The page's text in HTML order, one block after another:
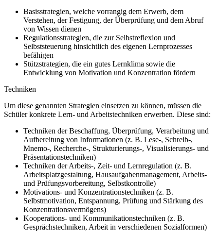
Basisstrategien, welche vorrangig dem Erwerb, dem
Verstehen, der Festigung, der Überprüfung und dem Abruf
von Wissen dienen
Regulationsstrategien, die zur Selbstreflexion und
Selbststeuerung hinsichtlich des eigenen Lernprozesses
befähigen
Stützstrategien, die ein gutes Lernklima sowie die
Entwicklung von Motivation und Konzentration fördern
Techniken
Um diese genannten Strategien einsetzen zu können, müssen die
Schüler konkrete Lern- und Arbeitstechniken erwerben. Diese sind:
Techniken der Beschaffung, Überprüfung, Verarbeitung und
Aufbereitung von Informationen (z. B. Lese-, Schreib-,
Mnemo-, Recherche-, Strukturierungs-, Visualisierungs- und
Präsentationstechniken)
Techniken der Arbeits-, Zeit- und Lernregulation (z. B.
Arbeitsplatzgestaltung, Hausaufgabenmanagement, Arbeits-
und Prüfungsvorbereitung, Selbstkontrolle)
Motivations- und Konzentrationstechniken (z. B.
Selbstmotivation, Entspannung, Prüfung und Stärkung des
Konzentrationsvermögens)
Kooperations- und Kommunikationstechniken (z. B.
Gesprächstechniken, Arbeit in verschiedenen Sozialformen)